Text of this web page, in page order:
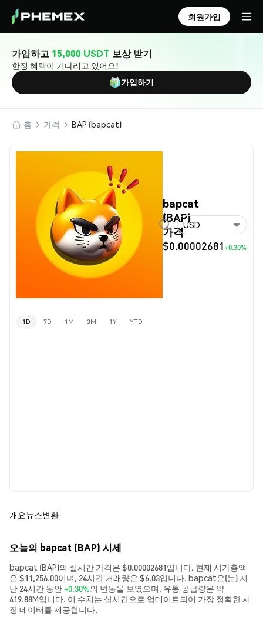
회원가입
가입하고 15,000 USDT 보상 받기
한정 혜택이 기다리고 있어요!
가입하기
홈 가격 BAP (bapcat)
bapcat
(BAP)
가격
$0.00002681 +0.30%
USD
1D 7D 1M 3M 1Y YTD
개요뉴스변환
오늘의 bapcat (BAP) 시세
bapcat (BAP)의 실시간 가격은 $0.00002681입니다. 현재 시가총액
은 $11,256.00이며, 24시간 거래량은 $6.03입니다. bapcat은(는) 지
난 24시간 동안+0.30%의 변동을 보였으며, 유통 공급량은 약
419.88M입니다. 이 수치는 실시간으로 업데이트되어 가장 정확한 시
장 데이터를 제공합니다.